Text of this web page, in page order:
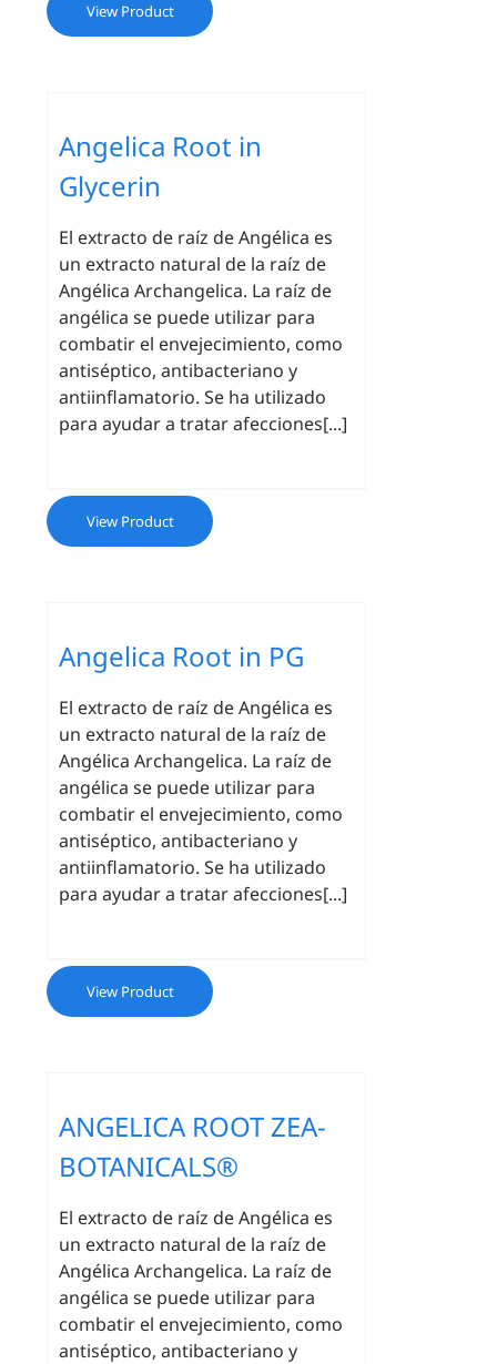
View Product
Angelica Root in
Glycerin
El extracto de raíz de Angélica es
un extracto natural de la raíz de
Angélica Archangelica. La raíz de
angélica se puede utilizar para
combatir el envejecimiento, como
antiséptico, antibacteriano y
antiinflamatorio. Se ha utilizado
para ayudar a tratar afecciones[...]
View Product
Angelica Root in PG
El extracto de raíz de Angélica es
un extracto natural de la raíz de
Angélica Archangelica. La raíz de
angélica se puede utilizar para
combatir el envejecimiento, como
antiséptico, antibacteriano y
antiinflamatorio. Se ha utilizado
para ayudar a tratar afecciones[...]
View Product
ANGELICA ROOT ZEA-
BOTANICALS®
El extracto de raíz de Angélica es
un extracto natural de la raíz de
Angélica Archangelica. La raíz de
angélica se puede utilizar para
combatir el envejecimiento, como
antiséptico, antibacteriano y